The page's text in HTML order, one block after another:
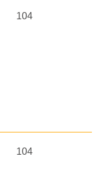
104
104